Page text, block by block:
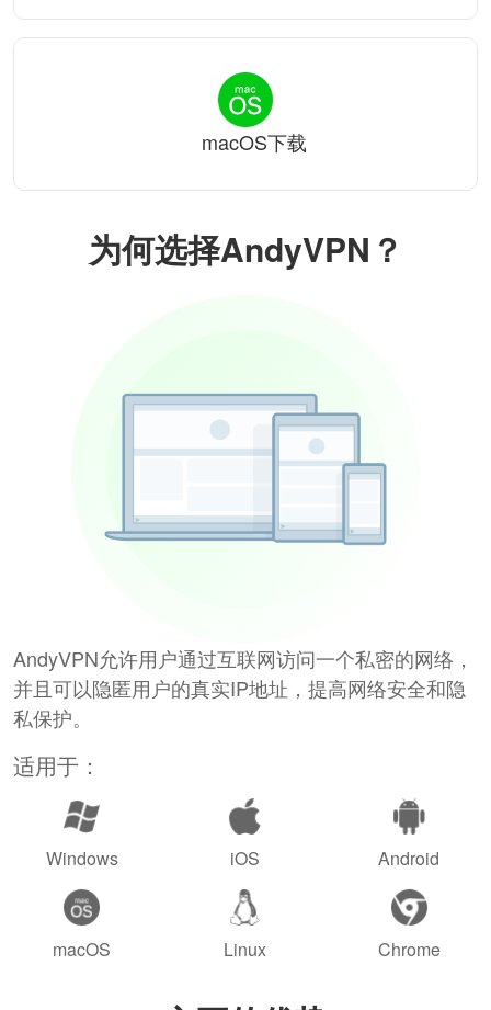
为何选择AndyVPN？
AndyVPN允许用户通过互联网访问一个私密的网络，
并且可以隐匿用户的真实IP地址，提高网络安全和隐
私保护。
适用于：
Windows iOS Android
macOS Linux Chrome
macOS下载